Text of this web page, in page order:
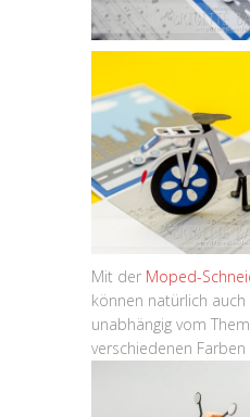
Mit der Moped-
können natürlich
unabhängig vom
verschiedenen